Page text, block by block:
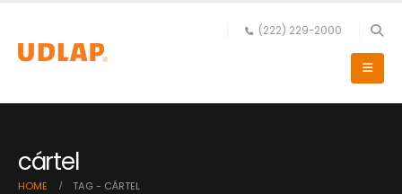
(222) 229-2000
cártel
HOME TAG - CÁRTEL